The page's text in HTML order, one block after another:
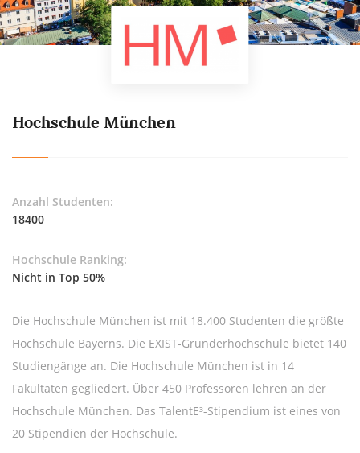
Hochschule München
Anzahl Studenten:
18400
Hochschule Ranking:
Nicht in Top 50%
Die Hochschule München ist mit 18.400 Studenten die größte
Hochschule Bayerns. Die EXIST-Gründerhochschule bietet 140
Studiengänge an. Die Hochschule München ist in 14
Fakultäten gegliedert. Über 450 Professoren lehren an der
Hochschule München. Das TalentE³-Stipendium ist eines von
20 Stipendien der Hochschule.